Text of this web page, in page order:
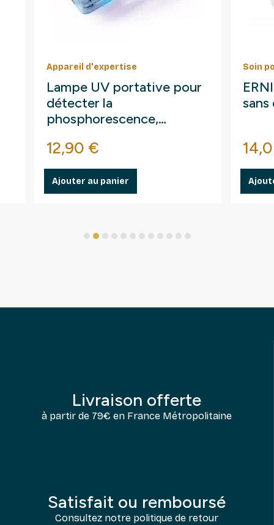
Appareil d'expertise
Lampe UV portative pour
détecter la
phosphorescence,
Prix
12,90 €
Ajouter au panier
Soin
sans
Prix
Livraison offerte
à partir de 79€ en France Métropolitaine
Satisfait ou remboursé
Consultez notre politique de retour